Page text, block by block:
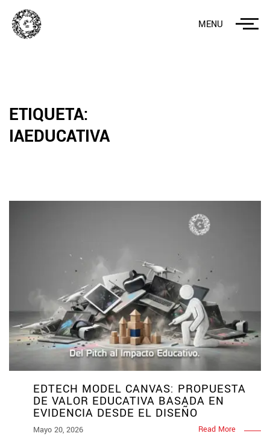
MENU
ETIQUETA:
IAEDUCATIVA
EDTECH MODEL CANVAS: PROPUESTA
DE VALOR EDUCATIVA BASADA EN
EVIDENCIA DESDE EL DISEÑO
Mayo 20, 2026 Read More